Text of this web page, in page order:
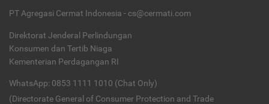
PT Agregasi Cermat Indonesia - cs@cermati.com
Direktorat Jenderal Perlindungan
Konsumen dan Tertib Niaga
Kementerian Perdagangan RI
WhatsApp: 0853 1111 1010 (Chat Only)
(Directorate General of Consumer Protection and Trade